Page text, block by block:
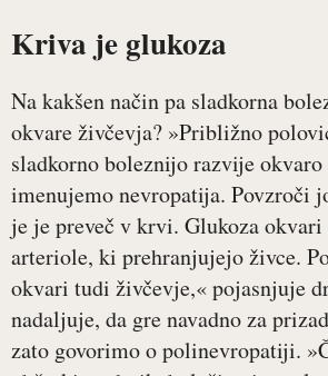
Kriva je glukoza
Na kakšen način pa sladkorna
okvare živčevja? »Približno
sladkorno boleznijo razvije
imenujemo nevropatija. Povzroči
je je preveč v krvi. Glukoza
arteriole, ki prehranjujejo živce.
okvari tudi živčevje,« pojasnjuje
nadaljuje, da gre navadno za
zato govorimo o polinevropatiji.